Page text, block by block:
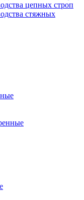
цепных строп
стяжных